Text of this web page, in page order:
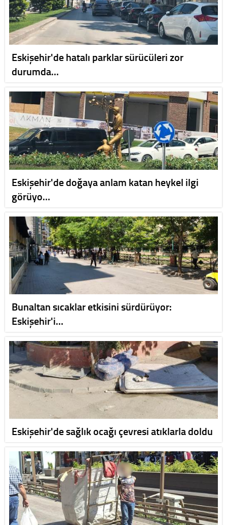
Eskişehir'de hatalı parklar sürücüleri zor
durumda…
Eskişehir'de doğaya anlam katan heykel ilgi
görüyo…
Bunaltan sıcaklar etkisini sürdürüyor:
Eskişehir'i…
Eskişehir'de sağlık ocağı çevresi atıklarla doldu